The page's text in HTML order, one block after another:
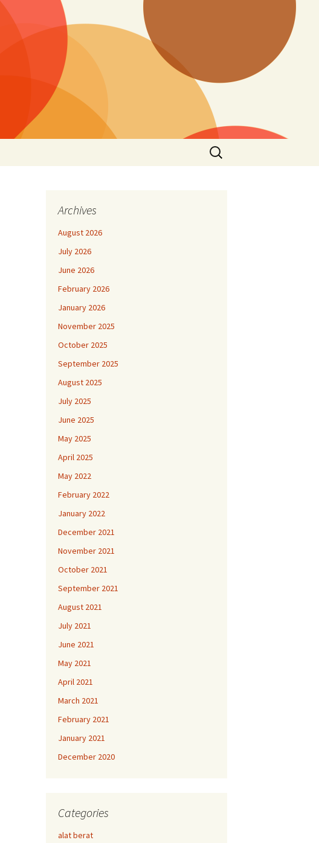
Search
for:
Archives
August 2026
July 2026
June 2026
February 2026
January 2026
November 2025
October 2025
September 2025
August 2025
July 2025
June 2025
May 2025
April 2025
May 2022
February 2022
January 2022
December 2021
November 2021
October 2021
September 2021
August 2021
July 2021
June 2021
May 2021
April 2021
March 2021
February 2021
January 2021
December 2020
Categories
alat berat